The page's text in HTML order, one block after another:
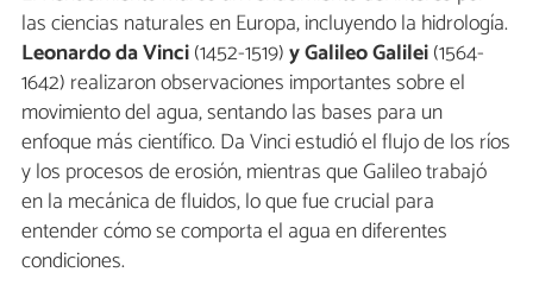
las ciencias naturales en Europa, incluyendo la hidrología.
Leonardo da Vinci(1452-1519)y Galileo Galilei(1564-
1642) realizaron observaciones importantes sobre el
movimiento del agua, sentando las bases para un
enfoque más científico. Da Vinci estudió el flujo de los ríos
y los procesos de erosión, mientras que Galileo trabajó
en la mecánica de fluidos, lo que fue crucial para
entender cómo se comporta el agua en diferentes
condiciones.